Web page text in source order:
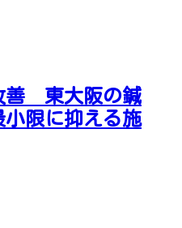
善 東大阪の鍼
限に抑える施